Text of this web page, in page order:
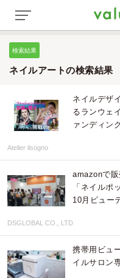
検索結果
ネイルアートの検索結果
ネイルデザ
るランウェ
ァンディン
Atelier ilsogno
amazonで
「ネイルポ
10月ビュー
DSGLOBAL CO., LTD
携帯用ビュ
イルサロン